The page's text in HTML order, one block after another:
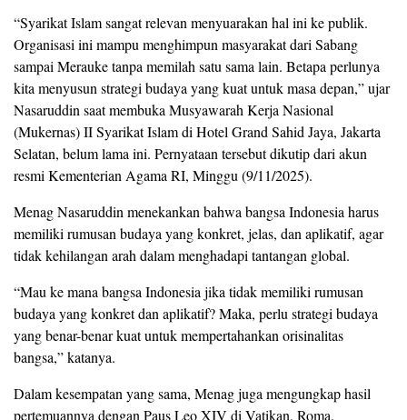
“Syarikat Islam sangat relevan menyuarakan hal ini ke publik.
Organisasi ini mampu menghimpun masyarakat dari Sabang
sampai Merauke tanpa memilah satu sama lain. Betapa perlunya
kita menyusun strategi budaya yang kuat untuk masa depan,” ujar
Nasaruddin saat membuka Musyawarah Kerja Nasional
(Mukernas) II Syarikat Islam di Hotel Grand Sahid Jaya, Jakarta
Selatan, belum lama ini. Pernyataan tersebut dikutip dari akun
resmi Kementerian Agama RI, Minggu (9/11/2025).
Menag Nasaruddin menekankan bahwa bangsa Indonesia harus
memiliki rumusan budaya yang konkret, jelas, dan aplikatif, agar
tidak kehilangan arah dalam menghadapi tantangan global.
“Mau ke mana bangsa Indonesia jika tidak memiliki rumusan
budaya yang konkret dan aplikatif? Maka, perlu strategi budaya
yang benar-benar kuat untuk mempertahankan orisinalitas
bangsa,” katanya.
Dalam kesempatan yang sama, Menag juga mengungkap hasil
pertemuannya dengan Paus Leo XIV di Vatikan, Roma.